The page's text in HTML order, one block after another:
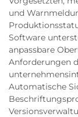
und
Software
anpassbare
Anforderungen
Automatische